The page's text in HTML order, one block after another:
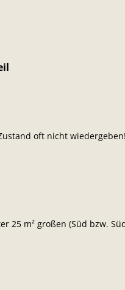
oft nicht wiedergeben!
25 m² großen (Süd bzw.